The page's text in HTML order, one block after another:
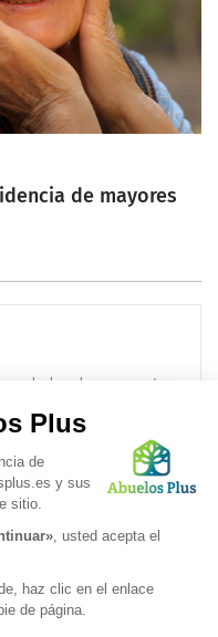
de mayores
edad cada mes en tu